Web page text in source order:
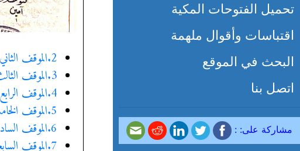
تحميل الفتوحات المكية
اقتباسات وأقوال ملهمة
البحث في الموقع
اتصل بنا
مشاركة على: :
2.الموقف الثاني
3.الموقف الثالث
4.الموقف الرابع
5.الموقف الخامس
6.الموقف السادس
7.الموقف السابع